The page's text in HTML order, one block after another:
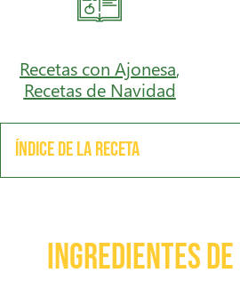
Recetas con Ajonesa,
Recetas de Navidad
Índice de la receta
Ingredientes